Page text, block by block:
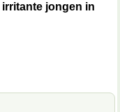
irritante jongen in